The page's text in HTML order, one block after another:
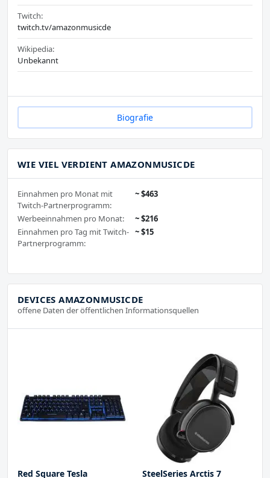
Twitch:
twitch.tv/amazonmusicde
Wikipedia:
Unbekannt
Biografie
WIE VIEL VERDIENT AMAZONMUSICDE
Einnahmen pro Monat mit
Twitch-Partnerprogramm:
~ $463
Werbeeinnahmen pro Monat:
~ $216
Einnahmen pro Tag mit Twitch-
Partnerprogramm:
~ $15
DEVICES AMAZONMUSICDE
offene Daten der öffentlichen Informationsquellen
Red Square Tesla
SteelSeries Arctis 7